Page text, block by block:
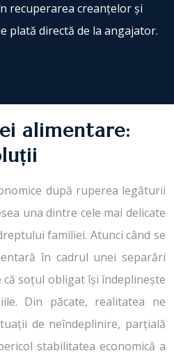
recuperarea creanțelor și
plată directă de la angajator.
alimentare:
după ruperea legăturii
una dintre cele mai delicate
familiei. Atunci când se
în cadrul unei separări
soțul obligat își îndeplinește
Din păcate, realitatea ne
de neîndeplinire, parțială
stabilitatea economică a